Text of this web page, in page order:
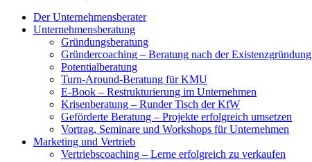
Der Unternehmensberater
Unternehmensberatung
Gründungsberatung
Gründercoaching – Beratung nach der Existenzgründung
Potentialberatung
Turn-Around-Beratung für KMU
E-Book – Restrukturierung im Unternehmen
Krisenberatung – Runder Tisch der KfW
Geförderte Beratung – Projekte erfolgreich umsetzen
Vortrag, Seminare und Workshops für Unternehmen
Marketing und Vertrieb
Vertriebscoaching – Lerne erfolgreich zu verkaufen